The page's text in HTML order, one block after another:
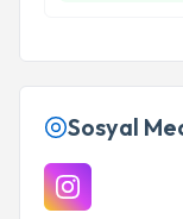
Sosyal